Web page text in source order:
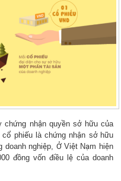
chứng nhận quyền sở hữu của
phiếu là chứng nhận sở hữu
nghiệp, Ở Việt Nạm hiện
đồng vốn điều lệ của doanh